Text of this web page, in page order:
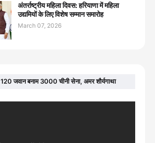
अंतर्राष्ट्रीय महिला दिवस: हरियाणा में महिला
उद्यमियों के लिए विशेष सम्मान समारोह
March 07, 2026
जवान बनाम 3000 चीनी सेना, अमर शौर्यगाथा